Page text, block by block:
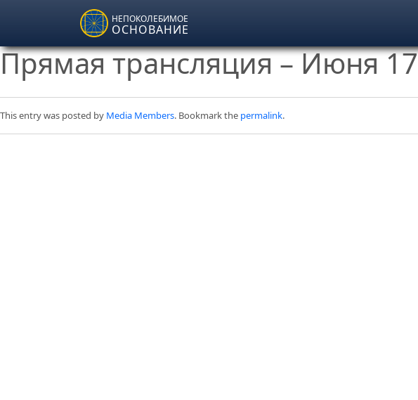
Skip to main content
НЕПОКОЛЕБИМОЕ
ОСНОВАНИЕ
Прямая трансляция – Июня
This entry was posted by Media Members. Bookmark the permalink.